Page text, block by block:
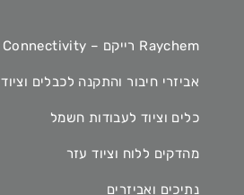
Raychem רייקם – TE Connectivity
אביזרי חיבור והתקנה לכבלים וציוד
כלים וציוד לעבודות חשמל
מהדקים ללוח וציוד עזר
נתיכים ואביזרים